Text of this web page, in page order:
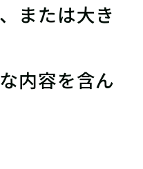
または大き
内容を含ん